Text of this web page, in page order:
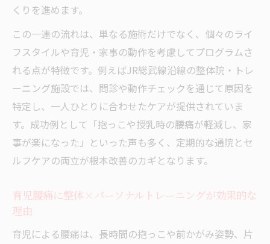
くりを進めます。
この一連の流れは、単なる施術だけでなく、個々のライ
フスタイルや育児・家事の動作を考慮してプログラムさ
れる点が特徴です。例えばJR総武線沿線の整体院・トレ
ーニング施設では、問診や動作チェックを通じて原因を
特定し、一人ひとりに合わせたケアが提供されていま
す。成功例として「抱っこや授乳時の腰痛が軽減し、家
事が楽になった」といった声も多く、定期的な通院とセ
ルフケアの両立が根本改善のカギとなります。
育児腰痛に整体×パーソナルトレーニングが効果的な
理由
育児による腰痛は、長時間の抱っこや前かがみ姿勢、片